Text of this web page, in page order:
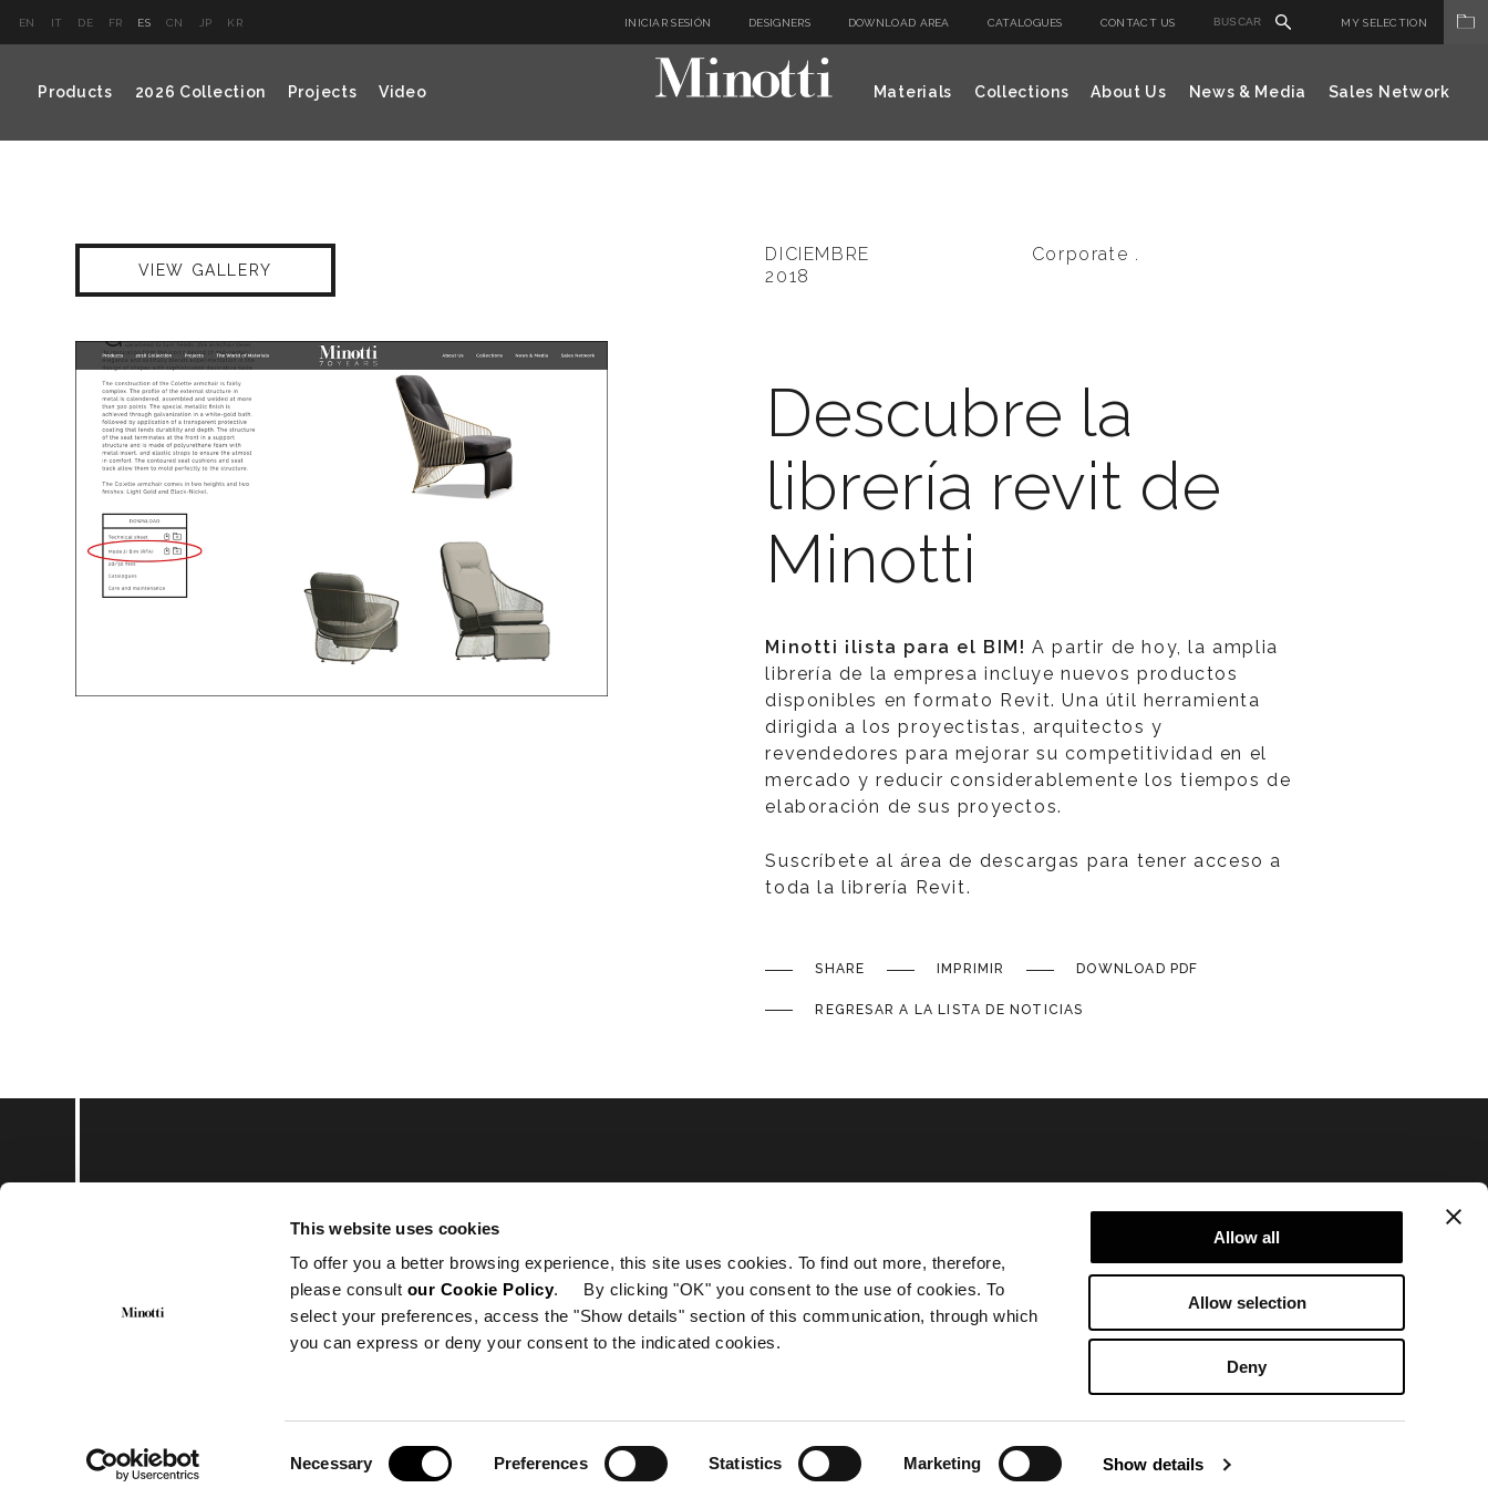
This website uses cookies
To offer you a better browsing experience, this site uses cookies. To find out more, therefore,
please consult our Cookie Policy. By clicking "OK" you consent to the use of cookies. To
select your preferences, access the "Show details" section of this communication, through which
you can express or deny your consent to the indicated cookies.
Necessary Preferences Statistics Marketing Show details
Allow all
Allow selection
Deny
EN IT DE FR ES CN JP KR INICIAR SESIÓN DESIGNERS DOWNLOAD AREA CATALOGUES CONTACT US MY SELECTION
Products 2026 Collection Projects Video Materials Collections About Us News & Media Sales Network
VIEW GALLERY
DICIEMBRE
2018
Corporate .
Descubre la
librería revit de
Minotti
Minotti ¡lista para el BIM! A partir de hoy, la amplia
librería de la empresa incluye nuevos productos
disponibles en formato Revit. Una útil herramienta
dirigida a los proyectistas, arquitectos y
revendedores para mejorar su competitividad en el
mercado y reducir considerablemente los tiempos de
elaboración de sus proyectos.
Suscríbete al área de descargas para tener acceso a
toda la librería Revit.
SHARE IMPRIMIR DOWNLOAD PDF
REGRESAR A LA LISTA DE NOTICIAS
Subscribe to keep updated
CF.: 00593650153 | P.I.: 00683370969
Cap. Soc. 1.000.000€ i.v.
Politica de Privacidad